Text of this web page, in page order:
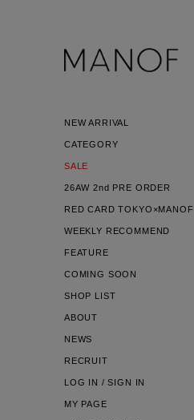
NEW ARRIVAL
CATEGORY
SALE
26AW 2nd PRE ORDER
RED CARD TOKYO×MANOF
WEEKLY RECOMMEND
FEATURE
COMING SOON
SHOP LIST
ABOUT
NEWS
RECRUIT
LOG IN / SIGN IN
MY PAGE